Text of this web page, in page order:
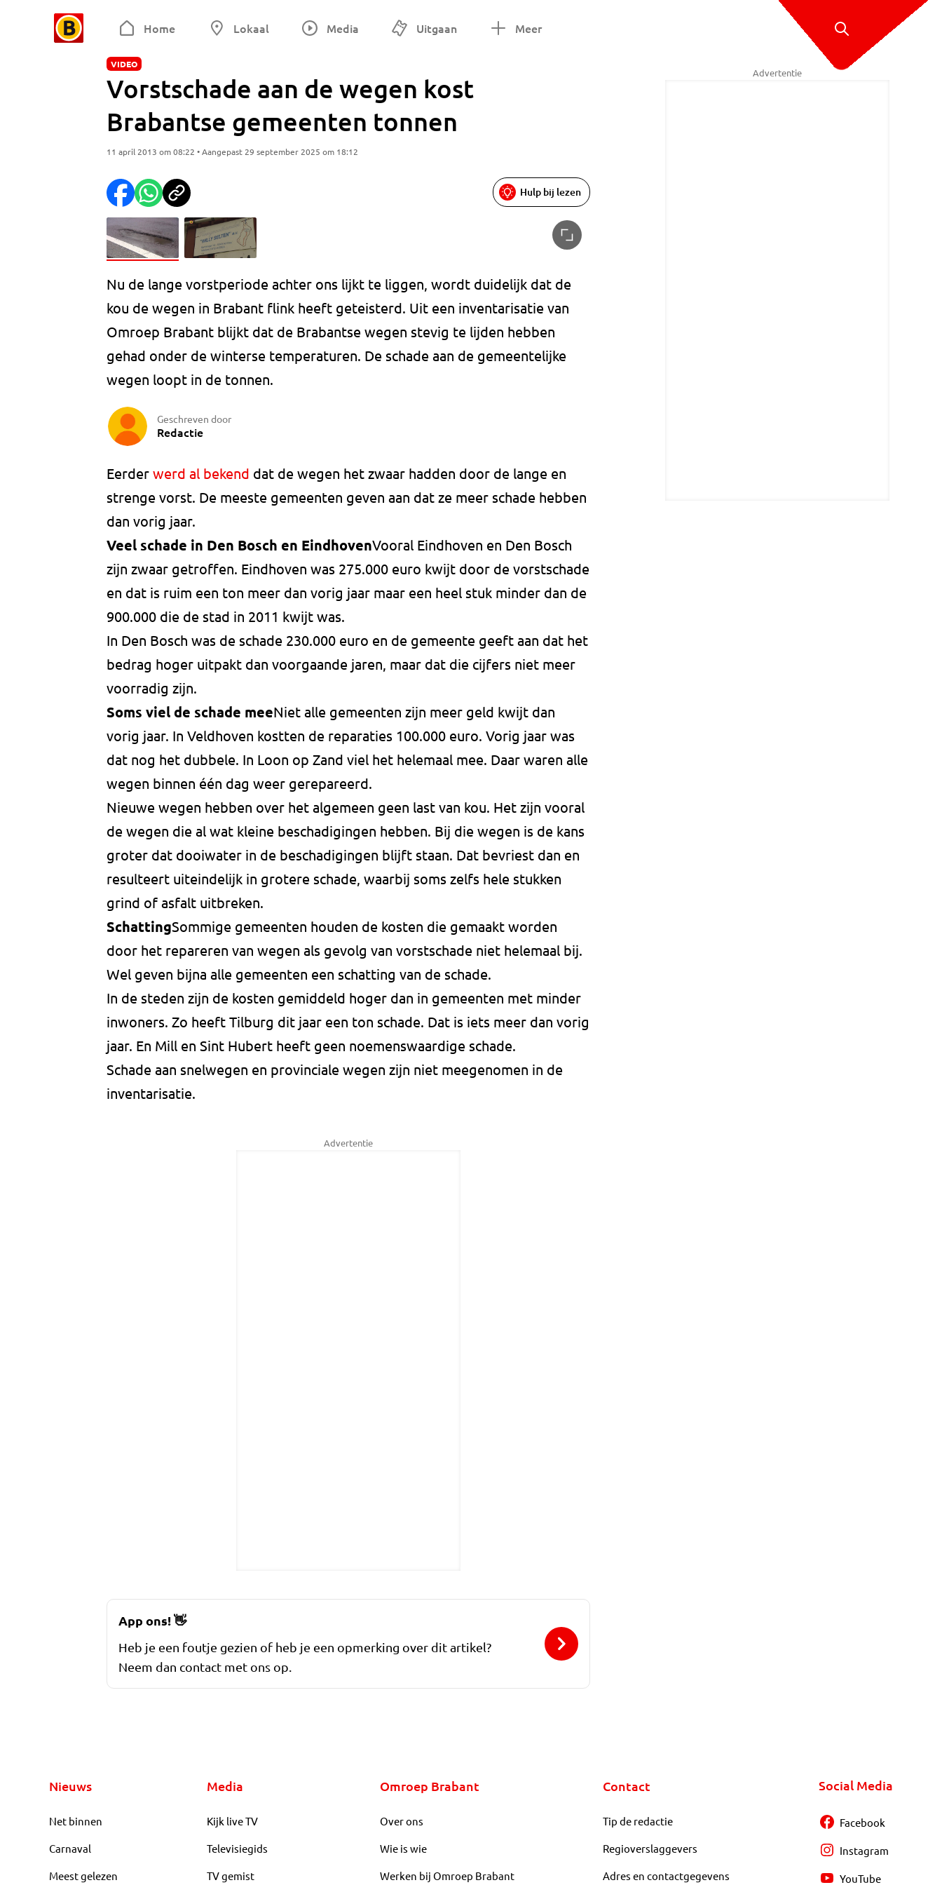
Home Lokaal Media Uitgaan Meer
VIDEO
Vorstschade aan de wegen kost
Brabantse gemeenten tonnen
11 april 2013 om 08:22 • Aangepast 29 september 2025 om 18:12
Hulp bij lezen
Nu de lange vorstperiode achter ons lijkt te liggen, wordt duidelijk dat de
kou de wegen in Brabant flink heeft geteisterd. Uit een inventarisatie van
Omroep Brabant blijkt dat de Brabantse wegen stevig te lijden hebben
gehad onder de winterse temperaturen. De schade aan de gemeentelijke
wegen loopt in de tonnen.
Geschreven door
Redactie
Eerder werd al bekend dat de wegen het zwaar hadden door de lange en
strenge vorst. De meeste gemeenten geven aan dat ze meer schade hebben
dan vorig jaar.
Veel schade in Den Bosch en EindhovenVooral Eindhoven en Den Bosch
zijn zwaar getroffen. Eindhoven was 275.000 euro kwijt door de vorstschade
en dat is ruim een ton meer dan vorig jaar maar een heel stuk minder dan de
900.000 die de stad in 2011 kwijt was.
In Den Bosch was de schade 230.000 euro en de gemeente geeft aan dat het
bedrag hoger uitpakt dan voorgaande jaren, maar dat die cijfers niet meer
voorradig zijn.
Soms viel de schade meeNiet alle gemeenten zijn meer geld kwijt dan
vorig jaar. In Veldhoven kostten de reparaties 100.000 euro. Vorig jaar was
dat nog het dubbele. In Loon op Zand viel het helemaal mee. Daar waren alle
wegen binnen één dag weer gerepareerd.
Nieuwe wegen hebben over het algemeen geen last van kou. Het zijn vooral
de wegen die al wat kleine beschadigingen hebben. Bij die wegen is de kans
groter dat dooiwater in de beschadigingen blijft staan. Dat bevriest dan en
resulteert uiteindelijk in grotere schade, waarbij soms zelfs hele stukken
grind of asfalt uitbreken.
SchattingSommige gemeenten houden de kosten die gemaakt worden
door het repareren van wegen als gevolg van vorstschade niet helemaal bij.
Wel geven bijna alle gemeenten een schatting van de schade.
In de steden zijn de kosten gemiddeld hoger dan in gemeenten met minder
inwoners. Zo heeft Tilburg dit jaar een ton schade. Dat is iets meer dan vorig
jaar. En Mill en Sint Hubert heeft geen noemenswaardige schade.
Schade aan snelwegen en provinciale wegen zijn niet meegenomen in de
inventarisatie.
Advertentie
Advertentie
App ons!👋
Heb je een foutje gezien of heb je een opmerking over dit artikel?
Neem dan contact met ons op.
Nieuws
Net binnen
Carnaval
Meest gelezen
Media
Kijk live TV
Televisiegids
TV gemist
Omroep Brabant
Over ons
Wie is wie
Werken bij Omroep Brabant
Contact
Tip de redactie
Regioverslaggevers
Adres en contactgegevens
Social Media
Facebook
Instagram
YouTube